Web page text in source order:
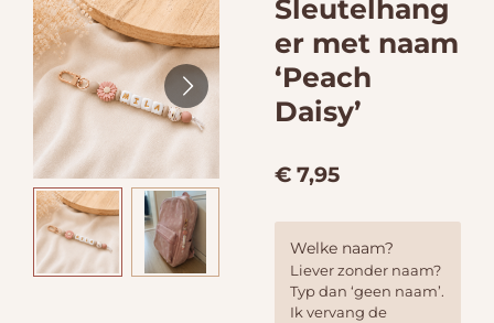
Sleutelhang
er met naam
‘Peach
Daisy’
€ 7,95
Welke naam?
Liever zonder naam?
Typ dan ‘geen naam’.
Ik vervang de